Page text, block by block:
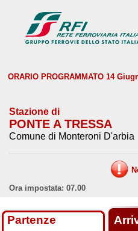
ORARIO PROGRAMMATO 14
Stazione di
PONTE A TRESSA
Comune di Monteroni D'arbia
Ora impostata: 07.00
Partenze